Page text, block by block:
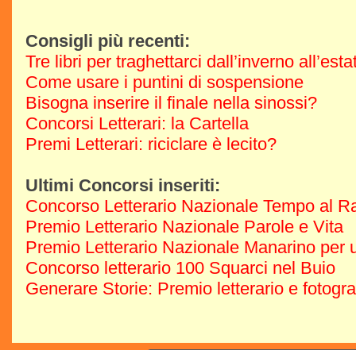
Consigli più recenti:
Tre libri per traghettarci dall’inverno
Come usare i puntini di sospensione
Bisogna inserire il finale nella sinossi?
Concorsi Letterari: la Cartella
Premi Letterari: riciclare è lecito?
Ultimi Concorsi inseriti:
Concorso Letterario Nazionale Tempo al
Premio Letterario Nazionale Parole e Vita
Premio Letterario Nazionale Manarino per
Concorso letterario 100 Squarci nel Buio
Generare Storie: Premio letterario e